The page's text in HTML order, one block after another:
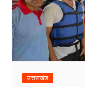
उत्तराखंड